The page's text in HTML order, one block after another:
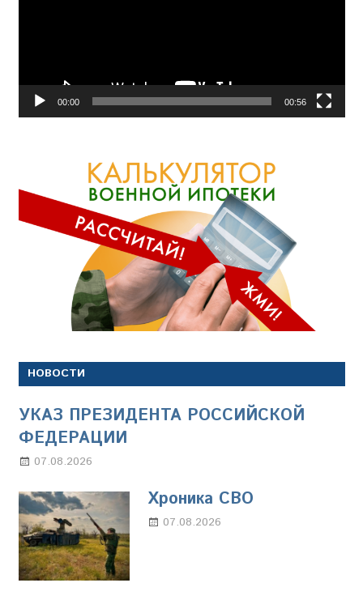
00:00 00:56
НОВОСТИ
УКАЗ ПРЕЗИДЕНТА РОССИЙСКОЙ
ФЕДЕРАЦИИ
07.08.2026
Хроника СВО
07.08.2026